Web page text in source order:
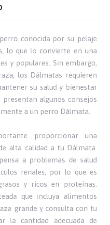
conocida por su pelaje
lo que lo convierte en una
y populares. Sin embargo,
los Dálmatas requieren
su salud y bienestar
algunos consejos
a un perro Dálmata.
proporcionar una
alta calidad a tu Dálmata.
a problemas de salud
renales, por lo que es
y ricos en proteínas.
que incluya alimentos
grande y consulta con tu
la cantidad adecuada de